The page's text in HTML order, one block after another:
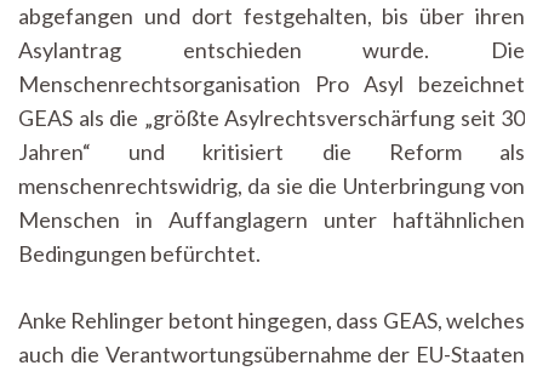
abgefangen und dort festgehalten, bis über ihren
Asylantrag entschieden wurde. Die
Menschenrechtsorganisation Pro Asyl bezeichnet
GEAS als die „größte Asylrechtsverschärfung seit 30
Jahren“ und kritisiert die Reform als
menschenrechtswidrig, da sie die Unterbringung von
Menschen in Auffanglagern unter haftähnlichen
Bedingungen befürchtet.
Anke Rehlinger betont hingegen, dass GEAS, welches
auch die Verantwortungsübernahme der EU-Staaten